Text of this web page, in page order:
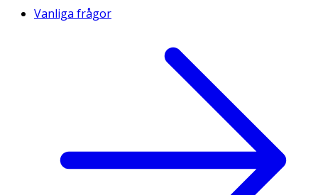
Vanliga frågor